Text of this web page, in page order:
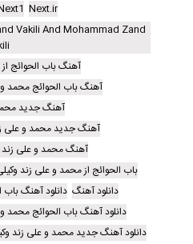
Next.ir
Vakili And Mohammad Zand
آهنگ باب الحوائج
آهنگ باب الحوائج محمد
آهنگ جدید
آهنگ جدید محمد و علی
آهنگ محمد و علی زند
باب الحوائج از محمد و علی زند
دانلود آهنگ دانلود آهنگ باب
دانلود آهنگ باب الحوائج محمد
دانلود آهنگ جدید محمد و علی زند